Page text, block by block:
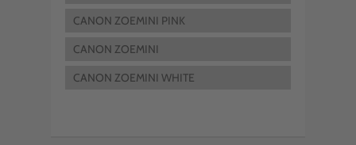
CANON ZOEMINI PINK
CANON ZOEMINI
CANON ZOEMINI WHITE